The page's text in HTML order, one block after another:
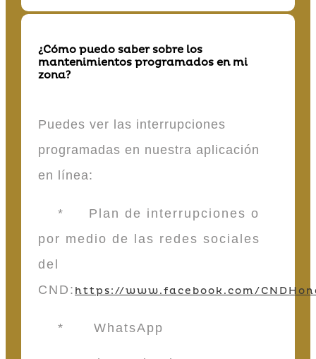
¿Cómo puedo saber sobre los
mantenimientos programados en mi
zona?
Puedes ver las interrupciones
programadas en nuestra aplicación
en línea:
* Plan de interrupciones o
por medio de las redes sociales
del
CND: https://www.facebook.com/
* WhatsApp